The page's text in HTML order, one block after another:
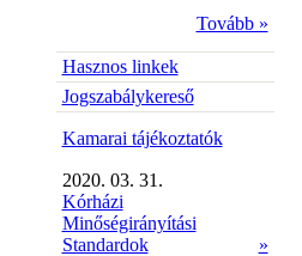
Tovább »
Hasznos linkek
Jogszabálykereső
Kamarai tájékoztatók
2020. 03. 31.
Kórházi
Minőségirányítási
Standardok
»